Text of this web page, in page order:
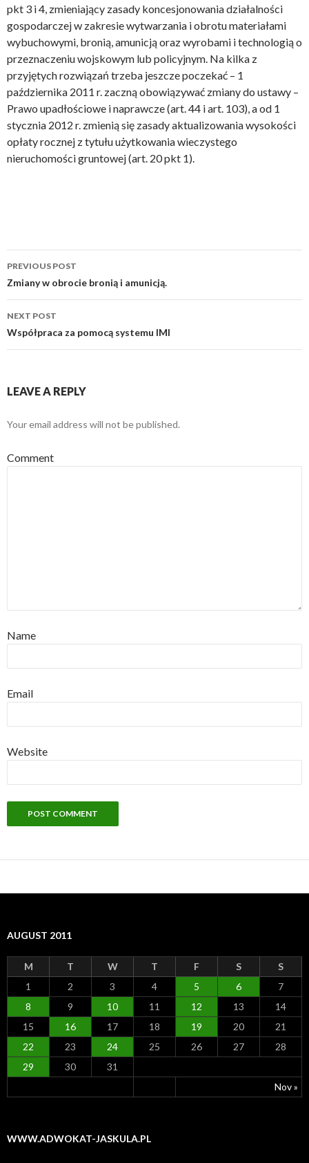
pkt 3 i 4, zmieniający zasady koncesjonowania działalności
gospodarczej w zakresie wytwarzania i obrotu materiałami
wybuchowymi, bronią, amunicją oraz wyrobami i technologią o
przeznaczeniu wojskowym lub policyjnym. Na kilka z
przyjętych rozwiązań trzeba jeszcze poczekać – 1
października 2011 r. zaczną obowiązywać zmiany do ustawy –
Prawo upadłościowe i naprawcze (art. 44 i art. 103), a od 1
stycznia 2012 r. zmienią się zasady aktualizowania wysokości
opłaty rocznej z tytułu użytkowania wieczystego
nieruchomości gruntowej (art. 20 pkt 1).
Post
navigation
PREVIOUS POST
Zmiany w obrocie bronią i amunicją.
NEXT POST
Współpraca za pomocą systemu IMI
LEAVE A REPLY
Your email address will not be published.
Comment
Name
Email
Website
AUGUST 2011
M T W T F S S
Nov »
1 2 3 4 5 6
7
8
9 10 11 12 13
14
15
16 17 18 19 20
21
22
23 24 25 26 27
28
29
30 31
WWW.ADWOKAT-JASKULA.PL